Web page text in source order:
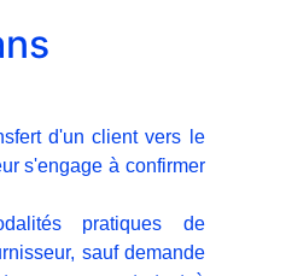
d'un client vers le
s'engage à confirmer
pratiques de
sauf demande